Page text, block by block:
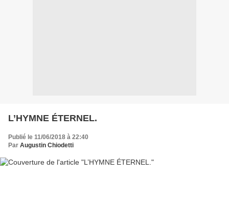
L’HYMNE ÉTERNEL.
Publié le 11/06/2018 à 22:40
Par Augustin Chiodetti